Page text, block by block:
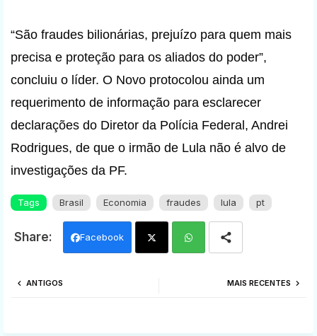
“São fraudes bilionárias, prejuízo para quem mais
precisa e proteção para os aliados do poder”,
concluiu o líder. O Novo protocolou ainda um
requerimento de informação para esclarecer
declarações do Diretor da Polícia Federal, Andrei
Rodrigues, de que o irmão de Lula não é alvo de
investigações da PF.
Tags Brasil Economia fraudes lula pt
Facebook
MAIS RECENTES
ANTIGOS